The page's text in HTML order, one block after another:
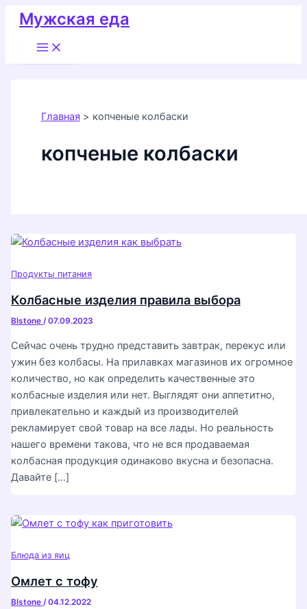
Перейти
содержимому
Мужская еда
Main
Menu
Главная копченые колбаски
копченые колбаски
Продукты питания
Колбасные изделия правила выбора
Blstone /07.09.2023
Сейчас очень трудно представить завтрак, перекус или
ужин без колбасы. На прилавках магазинов их огромное
количество, но как определить качественные это
колбасные изделия или нет. Выглядят они аппетитно,
привлекательно и каждый из производителей
рекламирует свой товар на все лады. Но реальность
нашего времени такова, что не вся продаваемая
колбасная продукция одинаково вкусна и безопасна.
Давайте […]
Блюда из яиц
Омлет с тофу
Blstone /04.12.2022